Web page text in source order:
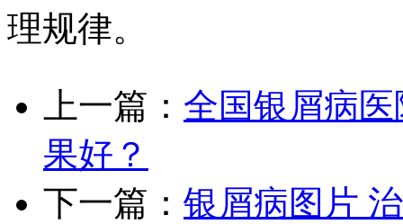
理规律。
上一篇： 全国银屑病
果好？
下一篇： 银屑病图片